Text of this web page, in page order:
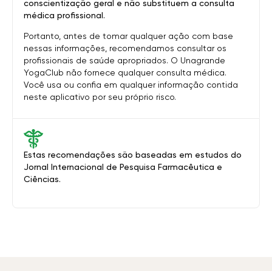
Estas recomendações são baseadas em estudos do
Jornal Internacional de Pesquisa Farmacêutica e
Ciências.
conscientização geral e não substituem a consulta
médica profissional.
Portanto, antes de tomar qualquer ação com base
nessas informações, recomendamos consultar os
profissionais de saúde apropriados. O Unagrande
YogaClub não fornece qualquer consulta médica.
Você usa ou confia em qualquer informação contida
neste aplicativo por seu próprio risco.